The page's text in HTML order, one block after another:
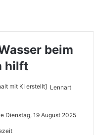
beim
hilft
Lennart
Dienstag, 19 August 2025